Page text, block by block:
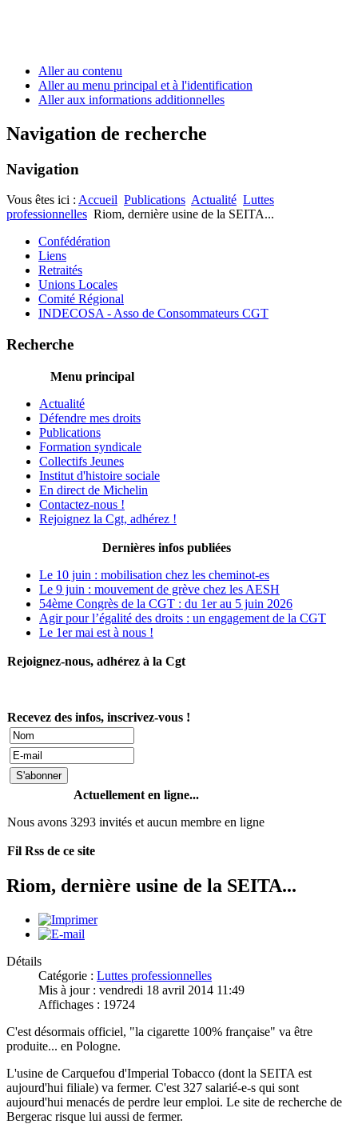
Aller au contenu
Aller au menu principal et à l'identification
Aller aux informations additionnelles
Navigation de recherche
Navigation
Vous êtes ici : Accueil Publications Actualité Luttes
professionnelles Riom, dernière usine de la SEITA...
Confédération
Liens
Retraités
Unions Locales
Comité Régional
INDECOSA - Asso de Consommateurs CGT
Recherche
Menu principal
Actualité
Défendre mes droits
Publications
Formation syndicale
Collectifs Jeunes
Institut d'histoire sociale
En direct de Michelin
Contactez-nous !
Rejoignez la Cgt, adhérez !
Dernières infos publiées
Le 10 juin : mobilisation chez les cheminot-es
Le 9 juin : mouvement de grève chez les AESH
54ème Congrès de la CGT : du 1er au 5 juin 2026
Agir pour l’égalité des droits : un engagement de la CGT
Le 1er mai est à nous !
Rejoignez-nous, adhérez à la Cgt
Recevez des infos, inscrivez-vous !
Actuellement en ligne...
Nous avons 3293 invités et aucun membre en ligne
Fil Rss de ce site
Riom, dernière usine de la SEITA...
Détails
Catégorie : Luttes professionnelles
Mis à jour : vendredi 18 avril 2014 11:49
Affichages : 19724
C'est désormais officiel, "la cigarette 100% française" va être
produite... en Pologne.
L'usine de Carquefou d'Imperial Tobacco (dont la SEITA est
aujourd'hui filiale) va fermer. C'est 327 salarié-e-s qui sont
aujourd'hui menacés de perdre leur emploi. Le site de recherche de
Bergerac risque lui aussi de fermer.